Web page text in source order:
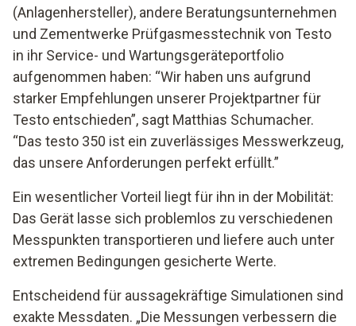
(Anlagenhersteller), andere Beratungsunternehmen
und Zementwerke Prüfgasmesstechnik von Testo
in ihr Service- und Wartungsgeräteportfolio
aufgenommen haben: “Wir haben uns aufgrund
starker Empfehlungen unserer Projektpartner für
Testo entschieden”, sagt Matthias Schumacher.
“Das testo 350 ist ein zuverlässiges Messwerkzeug,
das unsere Anforderungen perfekt erfüllt.”
Ein wesentlicher Vorteil liegt für ihn in der Mobilität:
Das Gerät lasse sich problemlos zu verschiedenen
Messpunkten transportieren und liefere auch unter
extremen Bedingungen gesicherte Werte.
Entscheidend für aussagekräftige Simulationen sind
exakte Messdaten. „Die Messungen verbessern die